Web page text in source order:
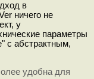
в
ничего не
у
параметры
с абстрактным,
удобна для